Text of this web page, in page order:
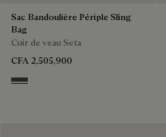
Sac Bandoulière Périple Sling
Bag
Cuir de veau Seta
CFA 2,505,900
Grey